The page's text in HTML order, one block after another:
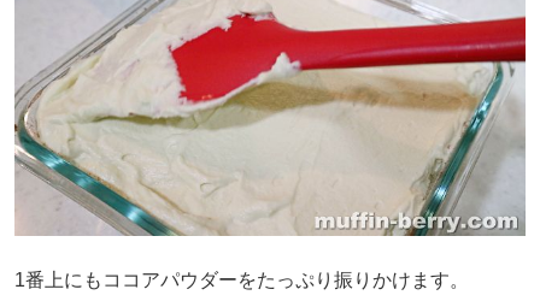
1番上にもココアパウダーをたっぷり振りかけます。